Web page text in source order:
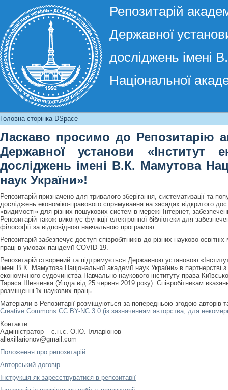
Репозитарій
Державної
досліджень імені
Національної
Головна сторінка DSpace
Головна сторінка DSpace
Ласкаво просимо до Репозитарію
Державної установи «Інститут
досліджень імені В.К. Мамутова
наук України»!
Репозитарій призначено для тривалого зберігання, систематизації та
досліджень економіко-правового спрямування на засадах відкритого
«видимості» для різних пошукових систем в мережі Інтернет,
Репозитарій також виконує функції електронної бібліотеки для
філософії за відповідною навчальною програмою.
Репозитарій забезпечує доступ співробітників до різних науково-
праці в умовах пандемії COVID-19.
Репозитарій створений та підтримується Державною установою
імені В.К. Мамутова Національної академії наук України» в
економічного судочинства Навчально-наукового інституту права
Тараса Шевченка (Угода від 25 червня 2019 року). Співробітникам
розміщенні їх наукових праць.
Матеріали в Репозитарії розміщуються за попередньою згодою авторів
Creative Commons CC BY-NC 3.0 (із зазначенням авторства, для
Контакти:
Адміністратор – с.н.с. О.Ю. Ілларіонов
allexillarionov@gmail.com
Положення про репозитарій
Авторський договір
Інструкція як зареєструватися в репозитарії